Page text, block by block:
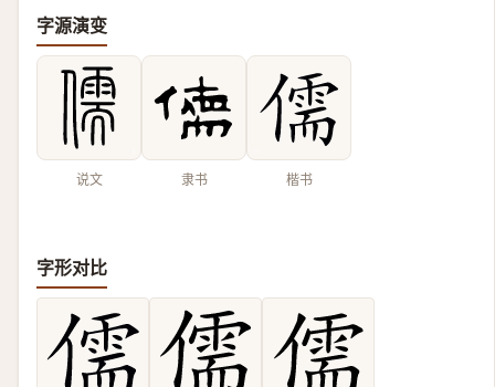
字源演变
说文 隶书 楷书
字形对比